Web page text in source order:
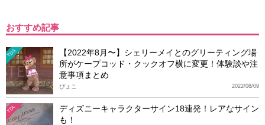
おすすめ記事
TDS
【2022年8月〜】シェリーメイとのグリーティング場
所がケープコッド・クックオフ横に変更！体験談や注
意事項まとめ
2022/08/09
ぴょこ
TDL
ディズニーキャラクターサイン18連発！レアなサイン
も！